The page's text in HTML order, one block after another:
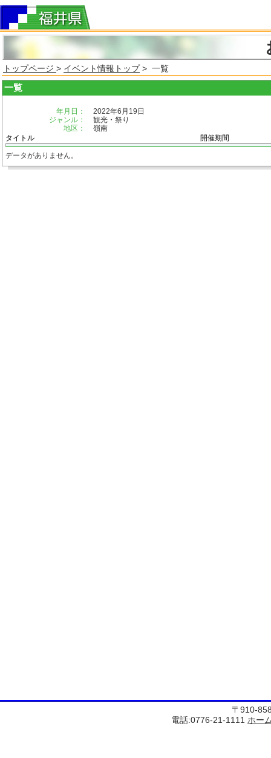
トップページ > イベント情報トップ> 一覧
一覧
年月日：
2022年6月19日
ジャンル：
観光・祭り
地区：
嶺南
タイトル
開催期間
データがありません。
〒910-
電話:0776-21-1111 ホー